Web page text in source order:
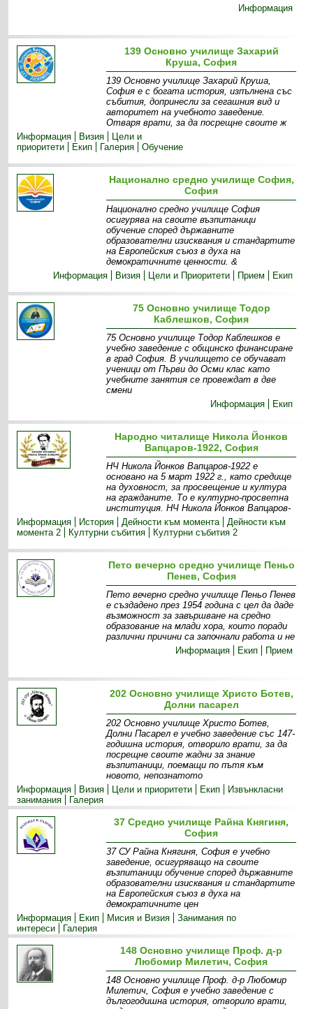
Информация
139 Основно училище Захарий
Круша, София
139 Основно училище Захарий Круша,
София е с богата история, изпълнена със
събития, допринесли за сегашния вид и
авторитет на учебното заведение.
Отваря врати, за да посрещне своите ж
Информация
Визия
Цели и
приоритети
Екип Галерия Обучение
Национално средно училище София,
София
Национално средно училище София
осигурява на своите възпитаници
обучение според държавните
образователни изисквания и стандартите
на Европейския съюз в духа на
демократичните ценности. &
Информация
Визия Цели и Приоритети Прием Екип
75 Основно училище Тодор
Каблешков, София
75 Основно училище Тодор Каблешков е
учебно заведение с общинско финансиране
в град София. В училището се обучават
ученици от Първи до Осми клас като
учебните занятия се провеждат в две
смени
Информация
Екип
Народно читалище Никола Йонков
Вапцаров-1922, София
НЧ Никола Йонков Вапцаров-1922 е
основано на 5 март 1922 г., като средище
на духовност, за просвещение и култура
на гражданите. То е културно-просветна
институция. НЧ Никола Йонков Вапцаров-
Информация
История Дейности към момента
Дейности към
момента 2
Културни събития Културни събития 2
Пето вечерно средно училище Пеньо
Пенев, София
Пето вечерно средно училище Пеньо Пенев
е създадено през 1954 година с цел да даде
възможност за завършване на средно
образование на млади хора, които поради
различни причини са започнали работа и не
Информация
Екип Прием
202 Основно училище Христо Ботев,
Долни пасарел
202 Основно училище Христо Ботев,
Долни Пасарел е учебно заведение със 147-
годишна история, отворило врати, за да
посрещне своите жадни за знание
възпитаници, поемащи по пътя към
новото, непознатото
Информация
Визия Цели и приоритети Екип
Извънкласни
занимания
Галерия
37 Средно училище Райна Княгиня,
София
37 СУ Райна Княгиня, София е учебно
заведение, осигуряващо на своите
възпитаници обучение според държавните
образователни изисквания и стандартите
на Европейския съюз в духа на
демократичните цен
Информация
Екип Мисия и Визия
Занимания по
интереси
Галерия
148 Основно училище Проф. д-р
Любомир Милетич, София
148 Основно училище Проф. д-р Любомир
Милетич, София е учебно заведение с
дългогодишна история, отворило врати,